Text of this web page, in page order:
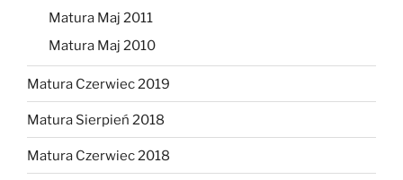
Matura Maj 2011
Matura Maj 2010
Matura Czerwiec 2019
Matura Sierpień 2018
Matura Czerwiec 2018